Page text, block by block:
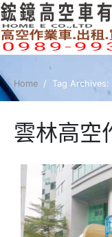
Home Tag Archives:
雲林高空